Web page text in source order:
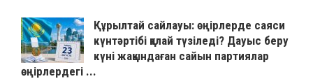
Құрылтай сайлауы: өңірлерде саяси
күнтәртібі қалай түзіледі? Дауыс беру
күні жақындаған сайын партиялар
өңірлердегі ...